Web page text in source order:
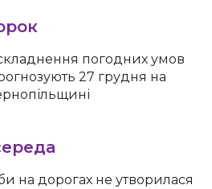
погодних умов
27 грудня на
на дорогах не утворилася